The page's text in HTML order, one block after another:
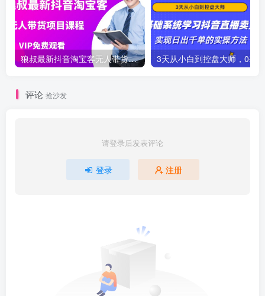
狼叔最新抖音淘宝客无人带货项目课程
评论 抢沙发
请登录后发表评论
登录 注册